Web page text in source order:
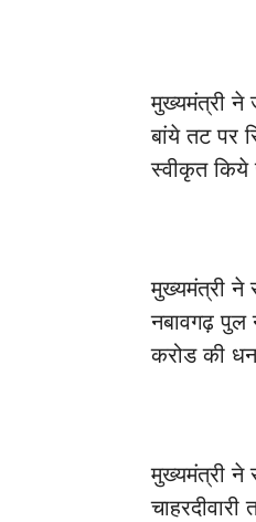
मुख्यमंत्री ने
बांये तट पर
स्वीकृत किये
मुख्यमंत्री ने
नबावगढ़ पुल
करोड की
मुख्यमंत्री ने